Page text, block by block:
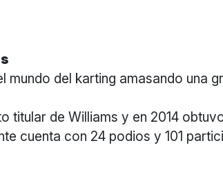
mundo del karting amasando una
titular de Williams y en 2014
cuenta con 24 podios y 101